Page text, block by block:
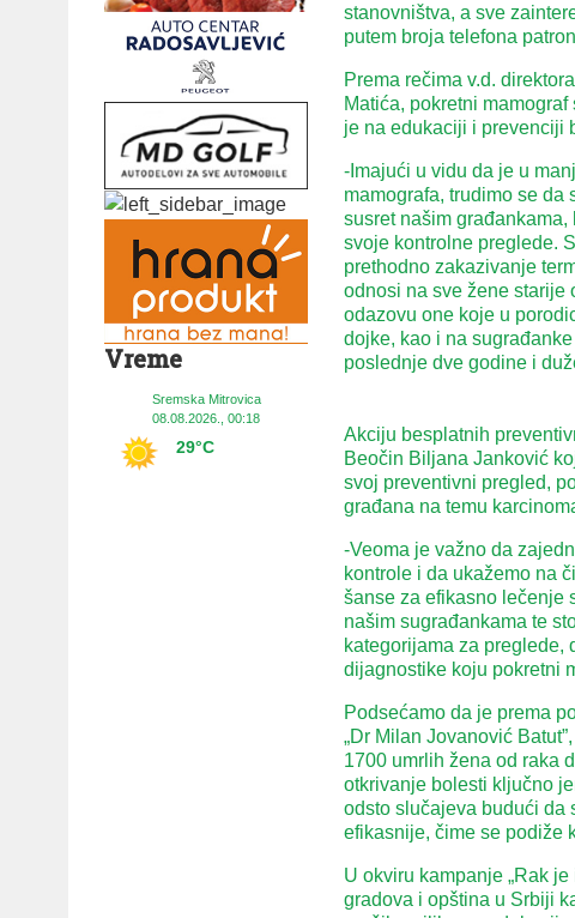
Vreme
Sremska Mitrovica
08.08.2026., 00:18
29°C
stanovništva, a sve
putem broja telefona
Prema rečima v.d.
Matića, pokretni
je na edukaciji i prevenciji
-Imajući u vidu da je u
mamografa, trudimo se
susret našim
svoje kontrolne preglede.
prethodno zakazivanje
odnosi na sve žene starije
odazovu one koje u
dojke, kao i na
poslednje dve godine i
Akciju besplatnih
Beočin Biljana Janković
svoj preventivni pregled,
građana na temu
-Veoma je važno da
kontrole i da ukažemo na
šanse za efikasno lečenje
našim sugrađankama te
kategorijama za preglede,
dijagnostike koju pokretni
Podsećamo da je prema
„Dr Milan Jovanović
1700 umrlih žena od raka
otkrivanje bolesti ključno
odsto slučajeva budući da
efikasnije, čime se podiže
U okviru kampanje „Rak
gradova i opština u Srbiji